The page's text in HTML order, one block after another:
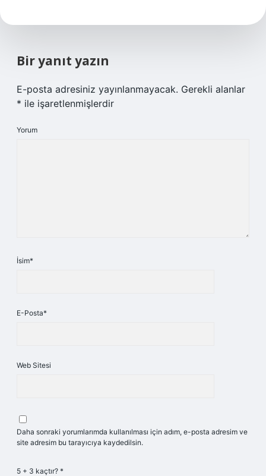
Bir yanıt yazın
E-posta adresiniz yayınlanmayacak. Gerekli alanlar
* ile işaretlenmişlerdir
Yorum
İsim*
E-Posta*
Web Sitesi
Daha sonraki yorumlarımda kullanılması için adım, e-posta adresim ve
site adresim bu tarayıcıya kaydedilsin.
5 + 3 kaçtır? *